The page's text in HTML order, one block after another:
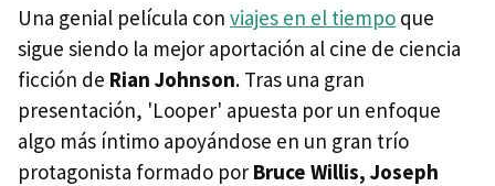
Una genial película con viajes en el tiempo que
sigue siendo la mejor aportación al cine de ciencia
ficción de Rian Johnson. Tras una gran
presentación, 'Looper' apuesta por un enfoque
algo más íntimo apoyándose en un gran trío
protagonista formado por Bruce Willis, Joseph